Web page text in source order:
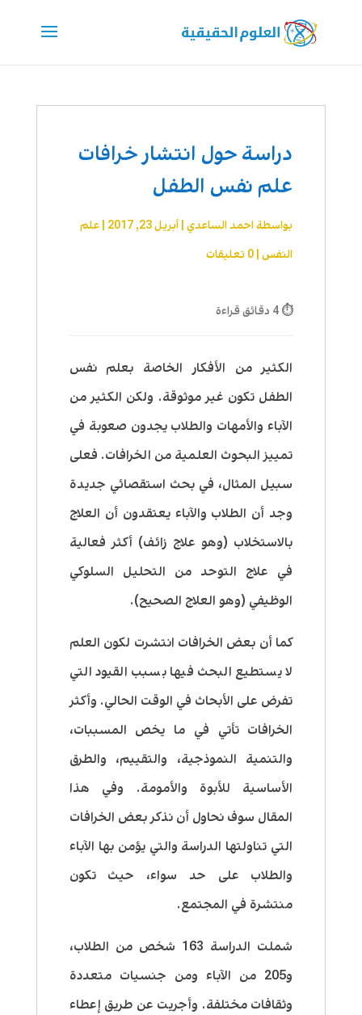
دراسة حول انتشار خرافات
علم نفس الطفل
بواسطةاحمد الساعدي| أبريل 23, 2017
علم
النفس| 0 تعليقات
⏱ 4 دقائق قراءة
الكثير من الأفكار الخاصة بعلم نفس
الطفل تكون غير موثوقة. ولكن الكثير من
الآباء والأمهات والطلاب يجدون صعوبة في
تمييز البحوث العلمية من الخرافات. فعلى
سبيل المثال، في بحث استقصائي جديدة
وجد أن الطلاب والآباء يعتقدون أن العلاج
بالاستخلاب (وهو علاج زائف) أكثر فعالية
في علاج التوحد من التحليل السلوكي
الوظيفي (وهو العلاج الصحيح).
كما أن بعض الخرافات انتشرت لكون العلم
لا يستطيع البحث فيها بسبب القيود التي
تفرض على الأبحاث في الوقت الحالي. وأكثر
الخرافات تأتي في ما يخص المسببات،
والتنمية النموذجية، والتقييم، والطرق
الأساسية للأبوة والأمومة. وفي هذا
المقال سوف نحاول أن نذكر بعض الخرافات
التي تناولتها الدراسة والتي يؤمن بها الآباء
والطلاب على حد سواء، حيث تكون
منتشرة في المجتمع.
شملت الدراسة 163 شخص من الطلاب،
و205 من الآباء ومن جنسيات متعددة
وثقافات مختلفة. وأجريت عن طريق إعطاء